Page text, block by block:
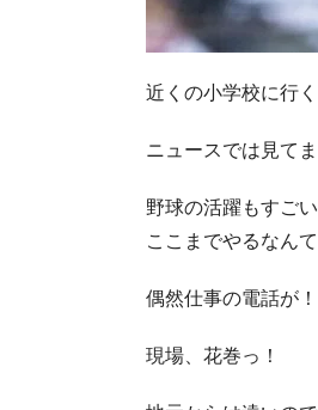
近くの小学校に行
ニュースでは見て
野球の活躍もすご
ここまでやるなんて
偶然仕事の電話が！
現場、花巻っ！